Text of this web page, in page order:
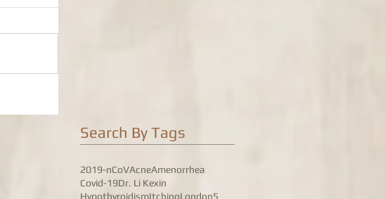
Search By Tags
2019-nCoVAcneAmenorrhea
Covid-19Dr. Li Kexin
HypothyroidismItchingLondon5